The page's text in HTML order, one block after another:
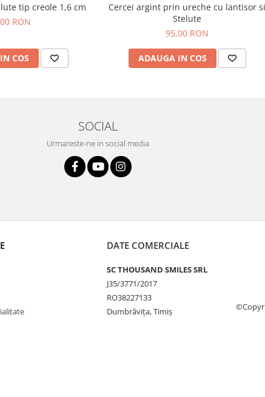
tip creole 1,6 cm
RON
COS
Cercei argint prin ureche cu lantisor si
Stelute
95,00 RON
ADAUGA IN COS
SOCIAL
Urmareste-ne in social media
DATE COMERCIALE
SC THOUSAND SMILES SRL
J35/3771/2017
RO38227133
Dumbrăvița, Timiș